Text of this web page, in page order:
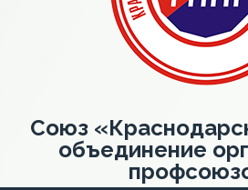
Союз
объединение